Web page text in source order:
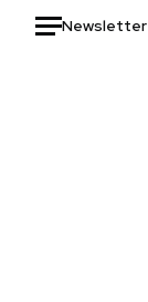
Newsletter